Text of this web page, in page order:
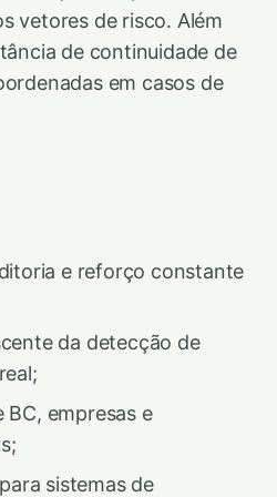
vetores de risco. Além
de continuidade de
em casos de
e reforço constante
da detecção de
empresas e
sistemas de